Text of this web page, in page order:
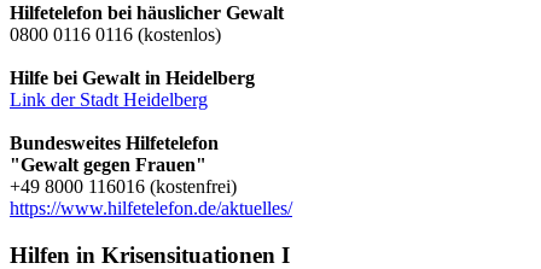
Hilfetelefon bei häuslicher Gewalt
0800 0116 0116 (kostenlos)
Hilfe bei Gewalt in Heidelberg
Link der Stadt Heidelberg
Bundesweites Hilfetelefon
"Gewalt gegen Frauen"
+49 8000 116016 (kostenfrei)
https://www.hilfetelefon.de/aktuelles/
Hilfen in Krisensituationen I